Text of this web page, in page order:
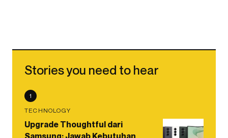
Stories you need to hear
1
TECHNOLOGY
Upgrade Thoughtful dari
Samsung: Jawab Kebutuhan